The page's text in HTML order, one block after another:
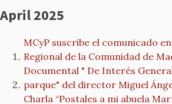
April 2025
MCyP suscribe el comunicado
Regional de la Comunidad de
Documental " De Interés
parque" del director Miguel
Charla “Postales a mi abuela